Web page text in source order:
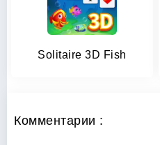
Solitaire 3D Fish
Комментарии :